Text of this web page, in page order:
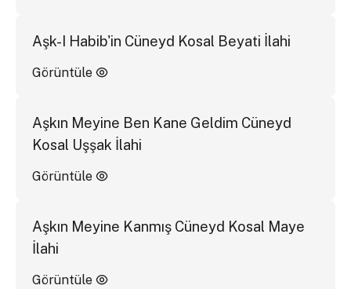
Aşk-I Habib'in Cüneyd Kosal Beyati İlahi
Görüntüle
Aşkın Meyine Ben Kane Geldim Cüneyd
Kosal Uşşak İlahi
Görüntüle
Aşkın Meyine Kanmış Cüneyd Kosal Maye
İlahi
Görüntüle